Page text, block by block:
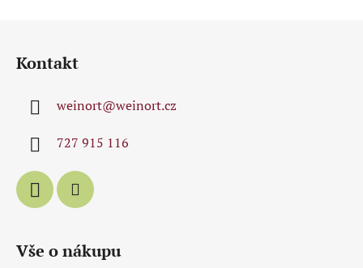
Kontakt
weinort@weinort.cz
727 915 116
Vše o nákupu